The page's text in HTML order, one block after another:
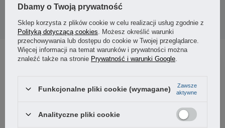
Zadaj pytanie a my odpowiemy niezwłocznie,
najciekawsze pytania i odpowiedzi publikując
dla innych.
4.67
z całego okresu
4
Dbamy o Twoją prywatność
Sklep korzysta z plików cookie w celu realizacji usług zgodnie z
Polityką dotyczącą cookies . Możesz określić warunki
przechowywania lub dostępu do cookie w Twojej przeglądarce.
Więcej informacji na temat warunków i prywatności można
znaleźć także na stronie Prywatność i warunki Google
Funkcjonalne pliki cookie (wymagane)
Zawsze
aktywne
Analityczne pliki cookie